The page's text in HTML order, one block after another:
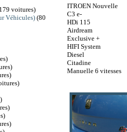
ITROEN Nouvelle
C3 e-
HDi 115
Airdream
Exclusive +
HIFI System
Diesel
Citadine
Manuelle 6 vitesses
voitures)
Véhicules)(80